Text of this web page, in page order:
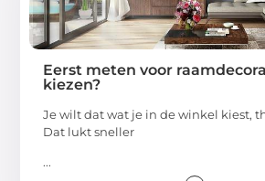
Eerst meten voor
kiezen?
Je wilt dat wat je in de winkel kiest,
Dat lukt sneller
...